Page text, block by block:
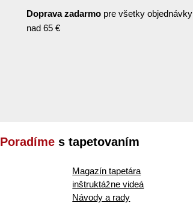
Doprava zadarmo pre všetky objednávky
nad 65 €
Poradíme s tapetovaním
Magazín tapetára
inštruktážne videá
Návody a rady